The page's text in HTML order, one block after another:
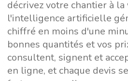
décrivez votre chantier à la
l'intelligence artificielle
chiffré en moins d'une
bonnes quantités et vos
consultent, signent et
en ligne, et chaque devis